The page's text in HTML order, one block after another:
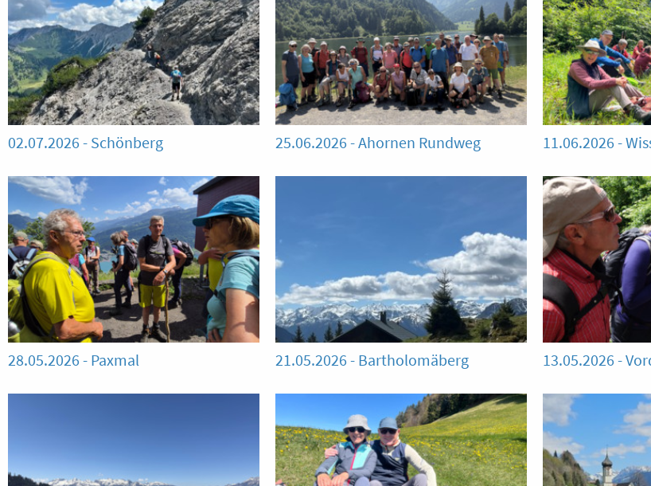
02.07.2026 - Schönberg 25.06.2026 - Ahornen Rundweg 11.06.2026 -
28.05.2026 - Paxmal 21.05.2026 - Bartholomäberg 13.05.2026 -